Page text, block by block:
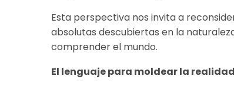
Esta perspectiva nos invita a
absolutas descubiertas en la
comprender el mundo.
El lenguaje para moldear la realidad